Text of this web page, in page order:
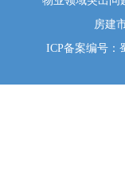
房建
ICP备案编号：